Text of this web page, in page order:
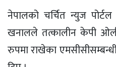
नेपालको चर्चित न्युज पोर्टल
खनालले तत्कालीन केपी
रुपमा राखेका